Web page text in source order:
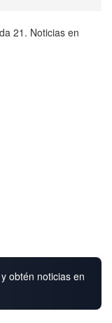
obtén noticias en